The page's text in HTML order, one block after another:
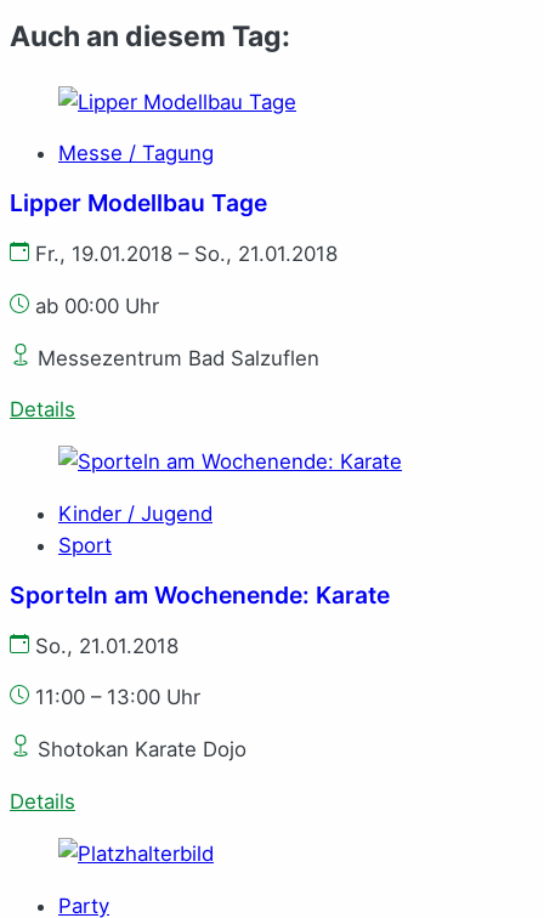
Auch an diesem Tag:
Messe / Tagung
Lipper Modellbau Tage
Fr., 19.01.2018 – So., 21.01.2018
ab 00:00 Uhr
Messezentrum Bad Salzuflen
Details
Kinder / Jugend
Sport
Sporteln am Wochenende: Karate
So., 21.01.2018
11:00 – 13:00 Uhr
Shotokan Karate Dojo
Details
Party